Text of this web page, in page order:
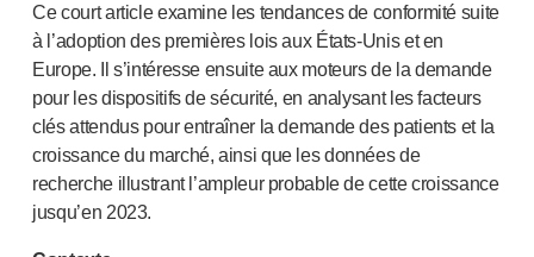
Ce court article examine les tendances de conformité suite
à l’adoption des premières lois aux États-Uniset en
Europe. Il s’intéresse ensuite aux moteurs de la demande
pour les dispositifs de sécurité, en analysant les facteurs
clés attendus pour entraîner la demande des patients et la
croissance du marché, ainsi que les données de
recherche illustrant l’ampleur probable de cette croissance
jusqu’en 2023.